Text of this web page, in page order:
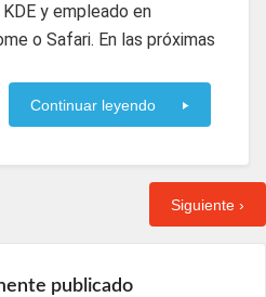
y empleado en
o Safari. En las próximas
Continuar leyendo
Siguiente ›
publicado